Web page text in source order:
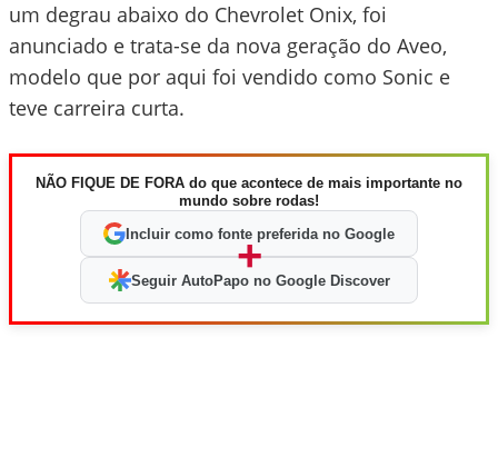
um degrau abaixo do Chevrolet Onix, foi
anunciado e trata-se da nova geração do Aveo,
modelo que por aqui foi vendido como Sonic e
teve carreira curta.
NÃO FIQUE DE FORA do que acontece de mais importante no
mundo sobre rodas!
Incluir como fonte preferida no Google
+
Seguir AutoPapo no Google Discover